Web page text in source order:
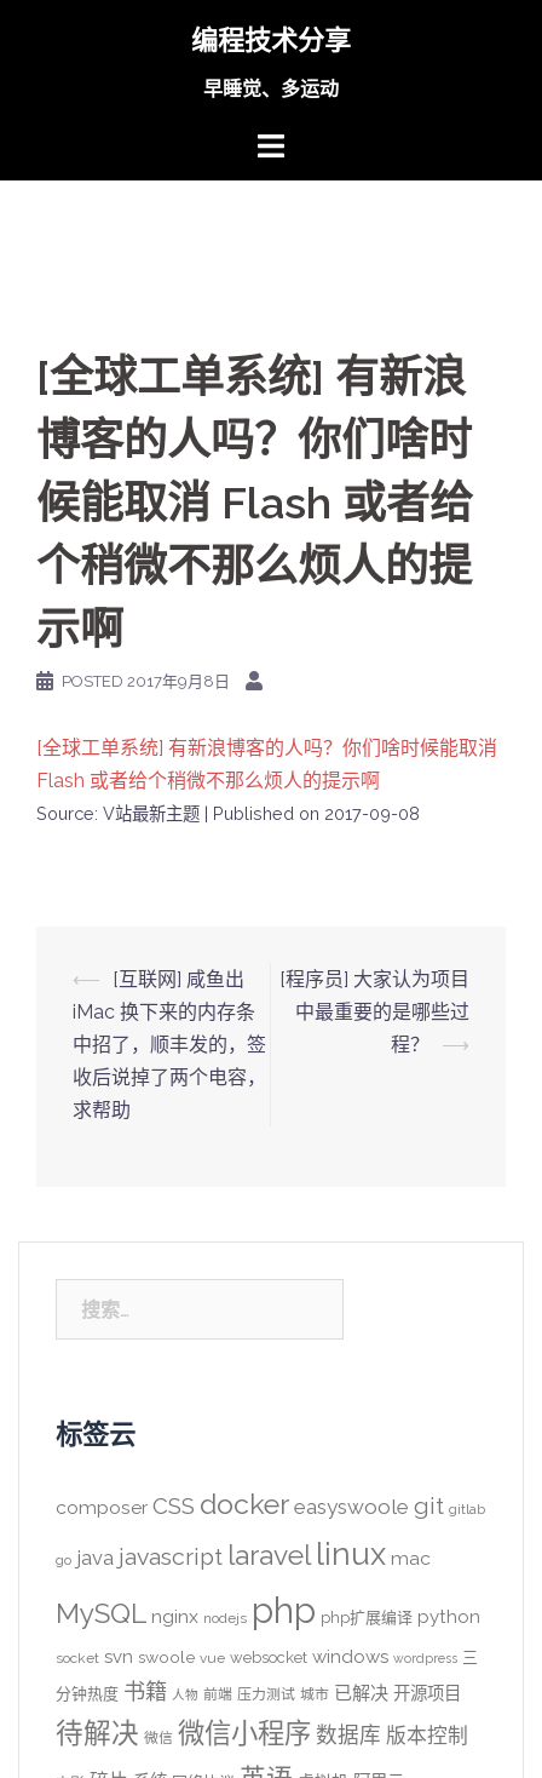
编程技术分享
早睡觉、多运动
[全球工单系统] 有新浪
博客的人吗？你们啥时
候能取消 Flash 或者给
个稍微不那么烦人的提
示啊
POSTED 2017年9月8日
[全球工单系统] 有新浪博客的人吗？你们啥时候能取消
Flash 或者给个稍微不那么烦人的提示啊
Source: V站最新主题 Published on 2017-09-08
Post
navigation
⟵
[互联网] 咸鱼出
iMac 换下来的内存条
中招了，顺丰发的，签
收后说掉了两个电容，
求帮助
[程序员] 大家认为项目
中最重要的是哪些过
程？
⟶
索：
标签云
composer CSS docker easyswoole git gitlab
go java javascript laravel linux mac
MySQL nginx nodejs php php扩展编译 python
socket svn swoole vue websocket windows wordpress 三
分钟热度 书籍 人物 前端 压力测试 城市 已解决 开源项目
待解决 微信 微信小程序 数据库 版本控制